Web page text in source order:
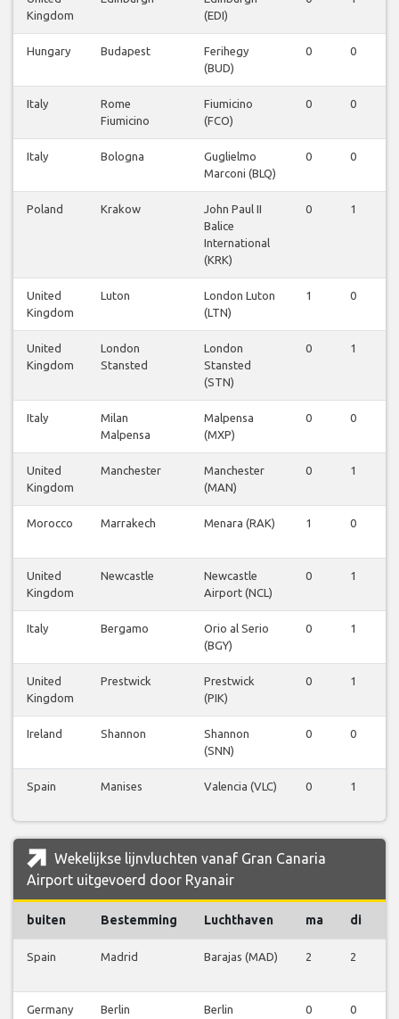
Kingdom
(EDI)
Hungary Budapest
Ferihegy
(BUD)
0 0
Italy
Rome
Fiumicino
Fiumicino
(FCO)
0 0
Italy Bologna
Guglielmo
Marconi (BLQ)
0 0
Poland Krakow
John Paul II
Balice
International
(KRK)
0 1
United
Kingdom
Luton
London Luton
(LTN)
1 0
United
Kingdom
London
Stansted
London
Stansted
(STN)
0 1
Italy
Milan
Malpensa
Malpensa
(MXP)
0 0
United
Kingdom
Manchester
Manchester
(MAN)
0 1
Morocco Marrakech Menara (RAK) 1 0
United
Kingdom
Newcastle
Newcastle
Airport (NCL)
0 1
Italy Bergamo
Orio al Serio
(BGY)
0 1
United
Kingdom
Prestwick
Prestwick
(PIK)
0 1
Ireland Shannon
Shannon
(SNN)
0 0
Spain Manises Valencia (VLC) 0 1
Wekelijkse lijnvluchten vanaf Gran Canaria
Airport uitgevoerd door Ryanair
buiten Bestemming Luchthaven ma di
Spain Madrid Barajas (MAD) 2 2
Germany
Berlin
Berlin
0 0